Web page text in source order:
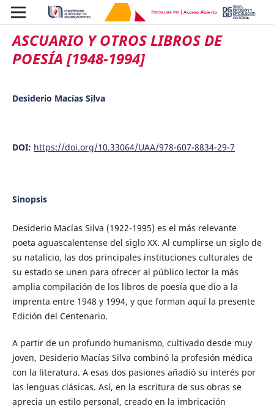
ASCUARIO Y OTROS LIBROS DE
POESÍA [1948-1994]
Desiderio Macías Silva
DOI: https://doi.org/10.33064/UAA/978-607-8834-29-7
Sinopsis
Desiderio Macías Silva (1922-1995) es el más relevante
poeta aguascalentense del siglo XX. Al cumplirse un siglo de
su natalicio, las dos principales instituciones culturales de
su estado se unen para ofrecer al público lector la más
amplia compilación de los libros de poesía que dio a la
imprenta entre 1948 y 1994, y que forman aquí la presente
Edición del Centenario.
A partir de un profundo humanismo, cultivado desde muy
joven, Desiderio Macías Silva combinó la profesión médica
con la literatura. A esas dos pasiones añadió su interés por
las lenguas clásicas. Así, en la escritura de sus obras se
aprecia un estilo personal, creado en la imbricación